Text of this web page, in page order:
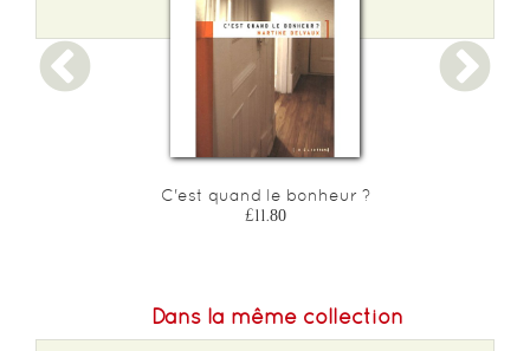
C'est quand le bonheur ?
£11.80
Dans la même collection